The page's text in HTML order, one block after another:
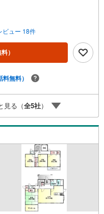
に分けてご紹介！1.＜豊富な
・土地...と種別を問わず不
に教育施設や商業施設、子
を総合し、お客様により良
、しっかりとサポートさせて
タッフ＞当社では【購入】
入時に気になる住宅ローン
！お子様連れのご家族様で
:10:00～18:00（定休日火・
現地のご案内も可能ですの
わせください！
ビュー 18件
）
料無料）
見る（全5社）